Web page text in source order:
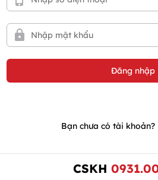
Bạn chưa có tài khoản?
CSKH